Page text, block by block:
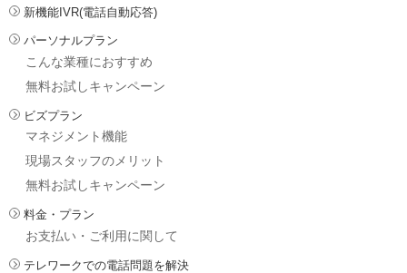
新機能IVR(電話自動応答)
パーソナルプラン
こんな業種におすすめ
無料お試しキャンペーン
ビズプラン
マネジメント機能
現場スタッフのメリット
無料お試しキャンペーン
料金・プラン
お支払い・ご利用に関して
テレワークでの電話問題を解決